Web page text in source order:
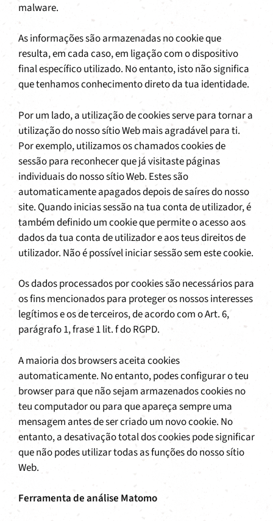
malware.
As informações são armazenadas no cookie que
resulta, em cada caso, em ligação com o dispositivo
final específico utilizado. No entanto, isto não significa
que tenhamos conhecimento direto da tua identidade.
Por um lado, a utilização de cookies serve para tornar a
utilização do nosso sítio Web mais agradável para ti.
Por exemplo, utilizamos os chamados cookies de
sessão para reconhecer que já visitaste páginas
individuais do nosso sítio Web. Estes são
automaticamente apagados depois de saíres do nosso
site. Quando inicias sessão na tua conta de utilizador, é
também definido um cookie que permite o acesso aos
dados da tua conta de utilizador e aos teus direitos de
utilizador. Não é possível iniciar sessão sem este cookie.
Os dados processados por cookies são necessários para
os fins mencionados para proteger os nossos interesses
legítimos e os de terceiros, de acordo com o Art. 6,
parágrafo 1, frase 1 lit. f do RGPD.
A maioria dos browsers aceita cookies
automaticamente. No entanto, podes configurar o teu
browser para que não sejam armazenados cookies no
teu computador ou para que apareça sempre uma
mensagem antes de ser criado um novo cookie. No
entanto, a desativação total dos cookies pode significar
que não podes utilizar todas as funções do nosso sítio
Web.
Ferramenta de análise Matomo